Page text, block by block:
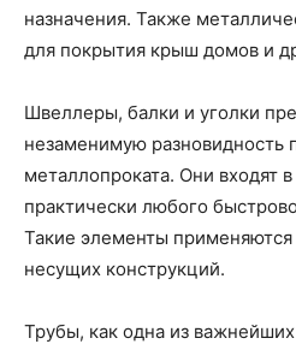
назначения. Также
для покрытия крыш домов и
Швеллеры, балки и уголки
незаменимую разновидность
металлопроката. Они входят
практически любого
Такие элементы
несущих конструкций.
Трубы, как одна из